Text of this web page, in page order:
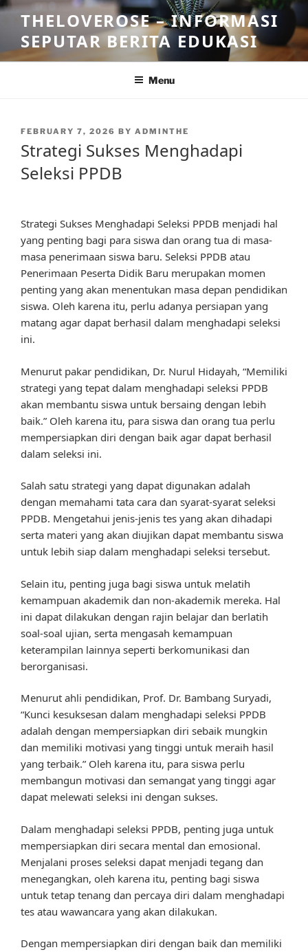
Skip
content
THELOVEROSE – INFORMASI
SEPUTAR BERITA EDUKASI
Menu
POSTED
FEBRUARY 7, 2026 BY ADMINTHE
Strategi Sukses Menghadapi
Seleksi PPDB
Strategi Sukses Menghadapi Seleksi PPDB menjadi hal
yang penting bagi para siswa dan orang tua di masa-
masa penerimaan siswa baru. Seleksi PPDB atau
Penerimaan Peserta Didik Baru merupakan momen
penting yang akan menentukan masa depan pendidikan
siswa. Oleh karena itu, perlu adanya persiapan yang
matang agar dapat berhasil dalam menghadapi seleksi
ini.
Menurut pakar pendidikan, Dr. Nurul Hidayah, “Memiliki
strategi yang tepat dalam menghadapi seleksi PPDB
akan membantu siswa untuk bersaing dengan lebih
baik.” Oleh karena itu, para siswa dan orang tua perlu
mempersiapkan diri dengan baik agar dapat berhasil
dalam seleksi ini.
Salah satu strategi yang dapat digunakan adalah
dengan memahami tata cara dan syarat-syarat seleksi
PPDB. Mengetahui jenis-jenis tes yang akan dihadapi
serta materi yang akan diujikan dapat membantu siswa
untuk lebih siap dalam menghadapi seleksi tersebut.
Selain itu, penting juga bagi siswa untuk melatih
kemampuan akademik dan non-akademik mereka. Hal
ini dapat dilakukan dengan rajin belajar dan berlatih
soal-soal ujian, serta mengasah kemampuan
keterampilan lainnya seperti berkomunikasi dan
berorganisasi.
Menurut ahli pendidikan, Prof. Dr. Bambang Suryadi,
“Kunci kesuksesan dalam menghadapi seleksi PPDB
adalah dengan mempersiapkan diri sebaik mungkin
dan memiliki motivasi yang tinggi untuk meraih hasil
yang terbaik.” Oleh karena itu, para siswa perlu
membangun motivasi dan semangat yang tinggi agar
dapat melewati seleksi ini dengan sukses.
Dalam menghadapi seleksi PPDB, penting juga untuk
mempersiapkan diri secara mental dan emosional.
Menjalani proses seleksi dapat menjadi tegang dan
menegangkan, oleh karena itu, penting bagi siswa
untuk tetap tenang dan percaya diri dalam menghadapi
tes atau wawancara yang akan dilakukan.
Dengan mempersiapkan diri dengan baik dan memiliki